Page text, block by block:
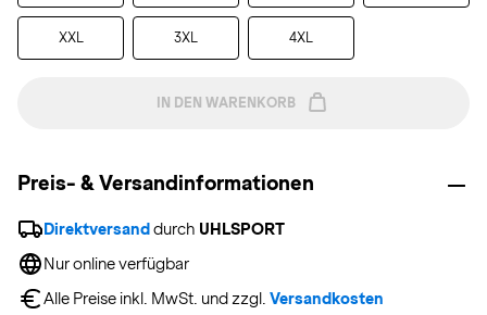
XXL 3XL 4XL
IN DEN WARENKORB
Preis- & Versandinformationen
Direktversand durch UHLSPORT
Nur online verfügbar
Alle Preise inkl. MwSt. und zzgl. Versandkosten